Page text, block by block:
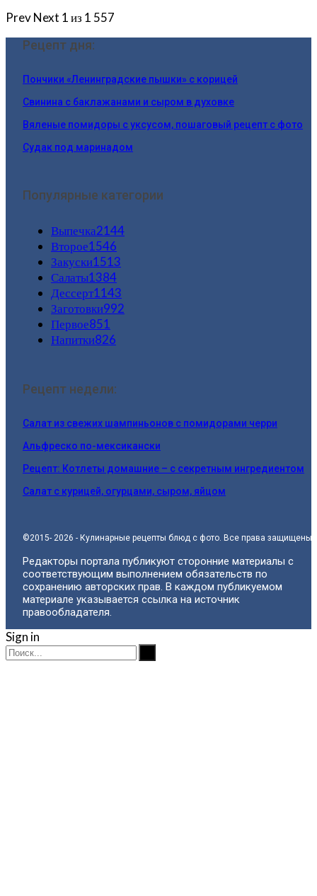
PrevNext 1 из 1 557
Рецепт дня:
Пончики «Ленинградские пышки» с корицей
Свинина с баклажанами и сыром в духовке
Вяленые помидоры с уксусом, пошаговый рецепт с фото
Судак под маринадом
Популярные категории
Выпечка2144
Второе1546
Закуски1513
Салаты1384
Дессерт1143
Заготовки992
Первое851
Напитки826
Рецепт недели:
Салат из свежих шампиньонов с помидорами черри
Альфреско по-мексикански
Рецепт: Котлеты домашние – с секретным ингредиентом
Салат с курицей, огурцами, сыром, яйцом
©2015- 2026 - Кулинарные рецепты блюд с фото. Все права защищены.
Редакторы портала публикуют сторонние материалы с
соответствующим выполнением обязательств по
сохранению авторских прав. В каждом публикуемом
материале указывается ссылка на источник
правообладателя.
Sign in